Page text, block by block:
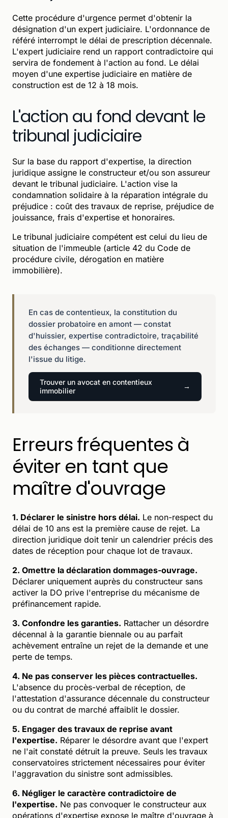
Cette procédure d'urgence permet d'obtenir la
désignation d'un expert judiciaire. L'ordonnance de
référé interrompt le délai de prescription décennale.
L'expert judiciaire rend un rapport contradictoire qui
servira de fondement à l'action au fond. Le délai
moyen d'une expertise judiciaire en matière de
construction est de 12 à 18 mois.
L'action au fond devant le
tribunal judiciaire
Sur la base du rapport d'expertise, la direction
juridique assigne le constructeur et/ou son assureur
devant le tribunal judiciaire. L'action vise la
condamnation solidaire à la réparation intégrale du
préjudice : coût des travaux de reprise, préjudice de
jouissance, frais d'expertise et honoraires.
Le tribunal judiciaire compétent est celui du lieu de
situation de l'immeuble (article 42 du Code de
procédure civile, dérogation en matière
immobilière).
En cas de contentieux, la constitution du
dossier probatoire en amont — constat
d'huissier, expertise contradictoire, traçabilité
des échanges — conditionne directement
l'issue du litige.
Trouver un avocat en contentieux
immobilier
Erreurs fréquentes à
éviter en tant que
maître d'ouvrage
1. Déclarer le sinistre hors délai. Le non-respect du
délai de 10 ans est la première cause de rejet. La
direction juridique doit tenir un calendrier précis des
dates de réception pour chaque lot de travaux.
2. Omettre la déclaration dommages-ouvrage.
Déclarer uniquement auprès du constructeur sans
activer la DO prive l'entreprise du mécanisme de
préfinancement rapide.
3. Confondre les garanties. Rattacher un désordre
décennal à la garantie biennale ou au parfait
achèvement entraîne un rejet de la demande et une
perte de temps.
4. Ne pas conserver les pièces contractuelles.
L'absence du procès-verbal de réception, de
l'attestation d'assurance décennale du constructeur
ou du contrat de marché affaiblit le dossier.
5. Engager des travaux de reprise avant
l'expertise. Réparer le désordre avant que l'expert
ne l'ait constaté détruit la preuve. Seuls les travaux
conservatoires strictement nécessaires pour éviter
l'aggravation du sinistre sont admissibles.
6. Négliger le caractère contradictoire de
l'expertise. Ne pas convoquer le constructeur aux
opérations d'expertise expose le maître d'ouvrage à